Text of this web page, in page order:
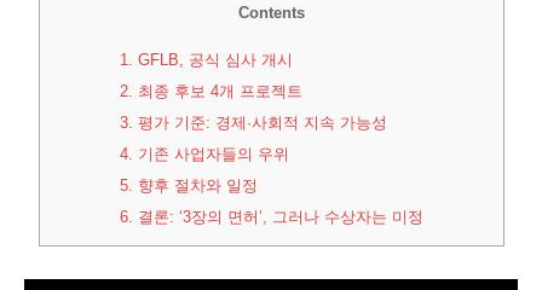
Contents
1. GFLB, 공식 심사 개시
2. 최종 후보 4개 프로젝트
3. 평가 기준: 경제·사회적 지속 가능성
4. 기존 사업자들의 우위
5. 향후 절차와 일정
6. 결론: ‘3장의 면허’, 그러나 수상자는 미정